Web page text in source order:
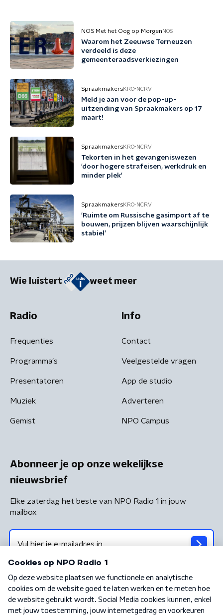
NOS Met het Oog op Morgen NOS
Waarom het Zeeuwse Terneuzen
verdeeld is deze
gemeenteraadsverkiezingen
SpraakmakersKRO-NCRV
Meld je aan voor de pop-up-
uitzending van Spraakmakers op 17
maart!
SpraakmakersKRO-NCRV
Tekorten in het gevangeniswezen
'door hogere strafeisen, werkdruk en
minder plek'
SpraakmakersKRO-NCRV
'Ruimte om Russische gasimport af te
bouwen, prijzen blijven waarschijnlijk
stabiel'
Wie luistert weet meer
Radio
Frequenties
Programma's
Presentatoren
Muziek
Gemist
Info
Contact
Veelgestelde vragen
App de studio
Adverteren
NPO Campus
Abonneer je op onze wekelijkse
nieuwsbrief
Elke zaterdag het beste van NPO Radio 1 in jouw
mailbox
Algemene voorwaarden